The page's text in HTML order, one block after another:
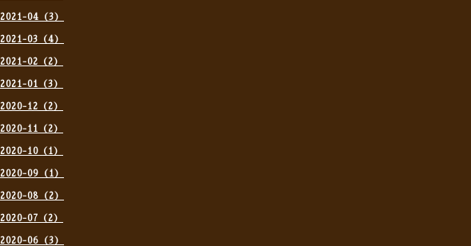
2021-04（3）
2021-03（4）
2021-02（2）
2021-01（3）
2020-12（2）
2020-11（2）
2020-10（1）
2020-09（1）
2020-08（2）
2020-07（2）
2020-06（3）